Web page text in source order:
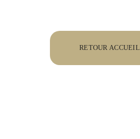
RETOUR ACCUEIL